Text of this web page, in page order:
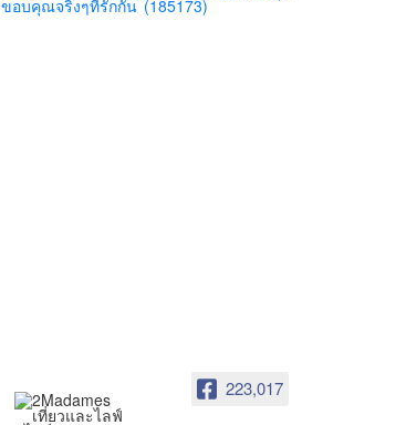
ขอบคุณจริงๆที่รักกัน (185173)
223,017